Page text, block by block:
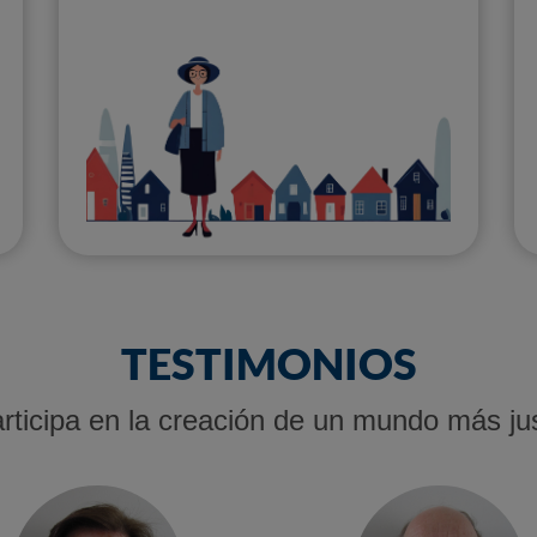
TESTIMONIOS
en la creación de un mundo más